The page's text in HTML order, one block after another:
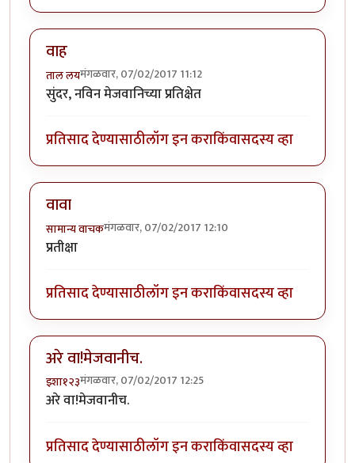
वाह
ताल लयमंगळवार, 07/02/2017 11:12
सुंदर, नविन मेजवानिच्या प्रतिक्षेत
प्रतिसाद देण्यासाठीलॉग इन कराकिंवासदस्य व्हा
वावा
सामान्य वाचकमंगळवार, 07/02/2017 12:10
प्रतीक्षा
प्रतिसाद देण्यासाठीलॉग इन कराकिंवासदस्य व्हा
अरे वा!मेजवानीच.
इशा१२३मंगळवार, 07/02/2017 12:25
अरे वा!मेजवानीच.
प्रतिसाद देण्यासाठीलॉग इन कराकिंवासदस्य व्हा